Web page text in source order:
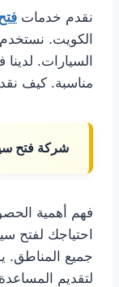
نقدم خدمات
الكويت. نستخدم
السيارات.
مناسبة. كيف
شركة فتح
فهم أهمية
احتياجك لفتح
جميع المناطق.
لتقديم